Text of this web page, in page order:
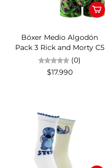
Bóxer Medio Algodón
Pack 3 Rick and Morty C5
(0)
$17.990